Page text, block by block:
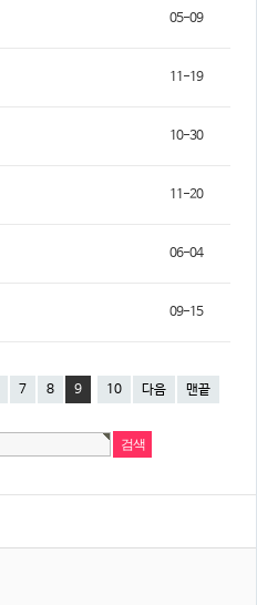
05-09
11-19
10-30
11-20
06-04
09-15
7 8 9 10 다음 맨끝